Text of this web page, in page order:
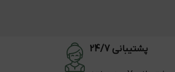
پشتیبانی 24/7